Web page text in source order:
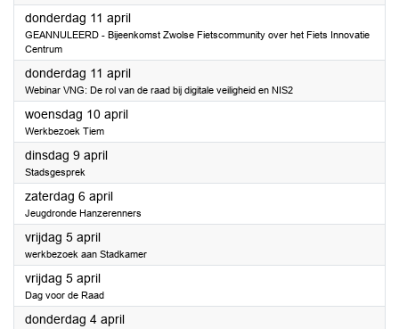
donderdag 11 april2024
GEANNULEERD - Bijeenkomst Zwolse Fietscommunity over het Fiets Innovatie
Centrum
donderdag 11 april2024
Webinar VNG: De rol van de raad bij digitale veiligheid en NIS2
woensdag 10 april2024
Werkbezoek Tiem
dinsdag 9 april2024
Stadsgesprek
zaterdag 6 april2024
Jeugdronde Hanzerenners
vrijdag 5 april2024
werkbezoek aan Stadkamer
vrijdag 5 april2024
Dag voor de Raad
donderdag 4 april2024